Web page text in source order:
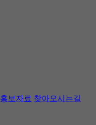
홍보자료 찾아오시는길